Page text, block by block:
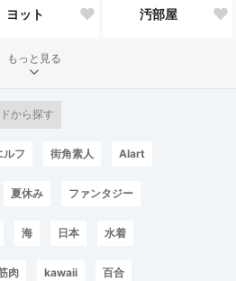
ヨット 汚部屋
もっと見る
から探す
ルフ 街角素人 AIart
夏休み ファンタジー
海 日本 水着
肉 kawaii 百合